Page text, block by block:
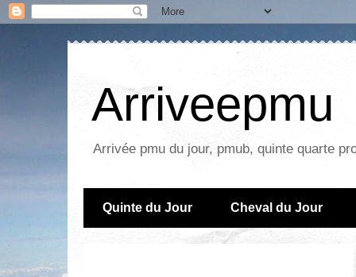
Arriveepmu
Arrivée pmu du jour, pmub, quinte quarte
Quinte du Jour Cheval du Jour